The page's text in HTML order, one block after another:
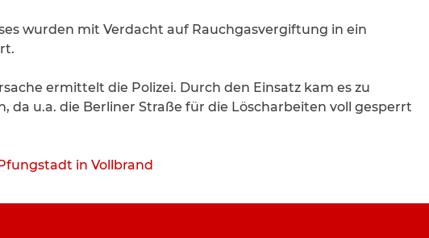
wurden mit Verdacht auf Rauchgasvergiftung in ein
ermittelt die Polizei. Durch den Einsatz kam es zu
da u.a. die Berliner Straße für die Löscharbeiten voll gesperrt
in Vollbrand